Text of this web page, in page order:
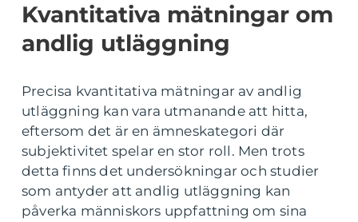
Kvantitativa mätningar om
andlig utläggning
Precisa kvantitativa mätningar av andlig
utläggning kan vara utmanande att hitta,
eftersom det är en ämneskategori där
subjektivitet spelar en stor roll. Men trots
detta finns det undersökningar och studier
som antyder att andlig utläggning kan
påverka människors uppfattning om sina